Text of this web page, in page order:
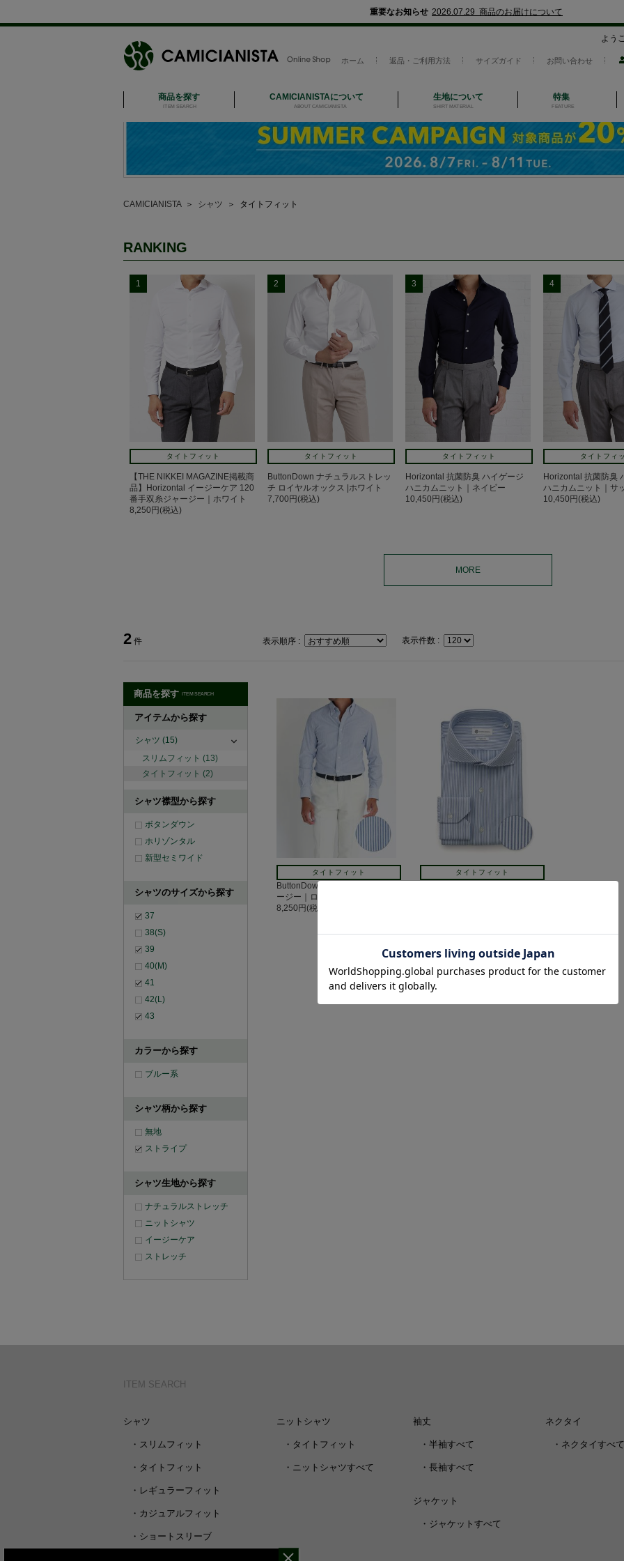
重要なお知らせ 2026.07.29 商品のお届けについて
よう
ホーム 返品・ご利用方法 サイズガイド お問い合わせ
商品を探す
ITEM SEARCH
CAMICIANISTAについて
ABOUT CAMICIANISTA
生地について
SHIRT MATERIAL
特集
FEATURE
CAMICIANISTA＞ シャツ ＞ タイトフィット
RANKING
1
タイトフィット
【THE NIKKEI MAGAZINE掲載商
品】Horizontal イージーケア 120
番手双糸ジャージー｜ホワイト
8,250円(税込)
2
タイトフィット
ButtonDown ナチュラルストレッ
チ ロイヤルオックス |ホワイト
7,700円(税込)
3
タイトフィット
Horizontal 抗菌防臭 ハイゲージ
ハニカムニット｜ネイビー
10,450円(税込)
4
タイトフィ
Horizontal 抗菌防臭
ハニカムニット｜サ
10,450円(税込)
MORE
2 件 表示順序 : 表示件数 :
商品を探す ITEM SEARCH
アイテムから探す
シャツ (15)
スリムフィット (13)
タイトフィット (2)
シャツ襟型から探す
ボタンダウン
ホリゾンタル
新型セミワイド
シャツのサイズから探す
37
38(S)
39
40(M)
41
42(L)
43
カラーから探す
ブルー系
シャツ柄から探す
無地
ストライプ
シャツ生地から探す
ナチュラルストレッチ
ニットシャツ
イージーケア
ストレッチ
タイトフィット
ButtonDown イージーケア ジャ
ージー｜ロンドンストライプ
8,250円(税込)
タイトフィット
ITEM SEARCH
シャツ
・ スリムフィット
・ タイトフィット
・ レギュラーフィット
・ カジュアルフィット
・ ショートスリーブ
ニットシャツ
・ タイトフィット
・ ニットシャツすべて
袖丈
・ 半袖すべて
・ 長袖すべて
ジャケット
・ ジャケットすべて
ネクタイ
・ ネクタイすべて